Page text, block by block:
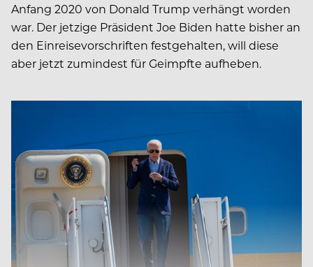
Anfang 2020 von Donald Trump verhängt worden
war. Der jetzige Präsident Joe Biden hatte bisher an
den Einreisevorschriften festgehalten, will diese
aber jetzt zumindest für Geimpfte aufheben.